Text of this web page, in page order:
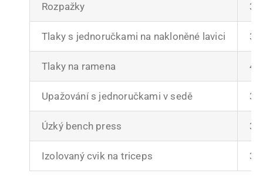
Rozpažky 3-
Tlaky s jednoručkami na nakloněné lavici 3-
Tlaky na ramena 4-
Upažování s jednoručkami v sedě 3-
Úzký bench press 3-
Izolovaný cvik na triceps 3-